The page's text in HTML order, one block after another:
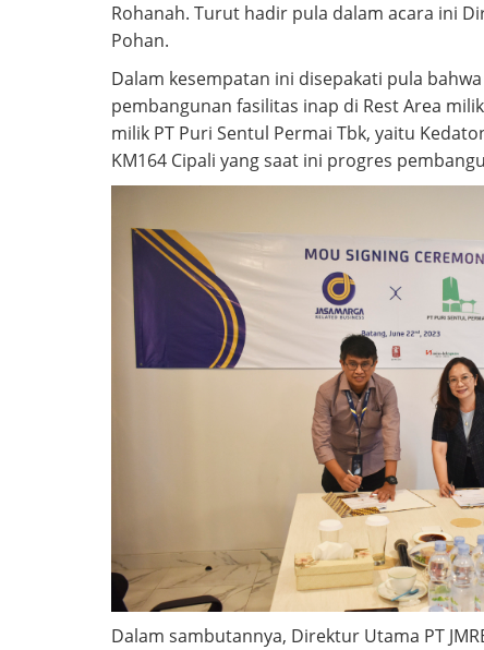
Rohanah. Turut hadir pula dalam acara ini
Pohan.
Dalam kesempatan ini disepakati pula
pembangunan fasilitas inap di Rest Area
milik PT Puri Sentul Permai Tbk, yaitu
KM164 Cipali yang saat ini progres
Dalam sambutannya, Direktur Utama PT